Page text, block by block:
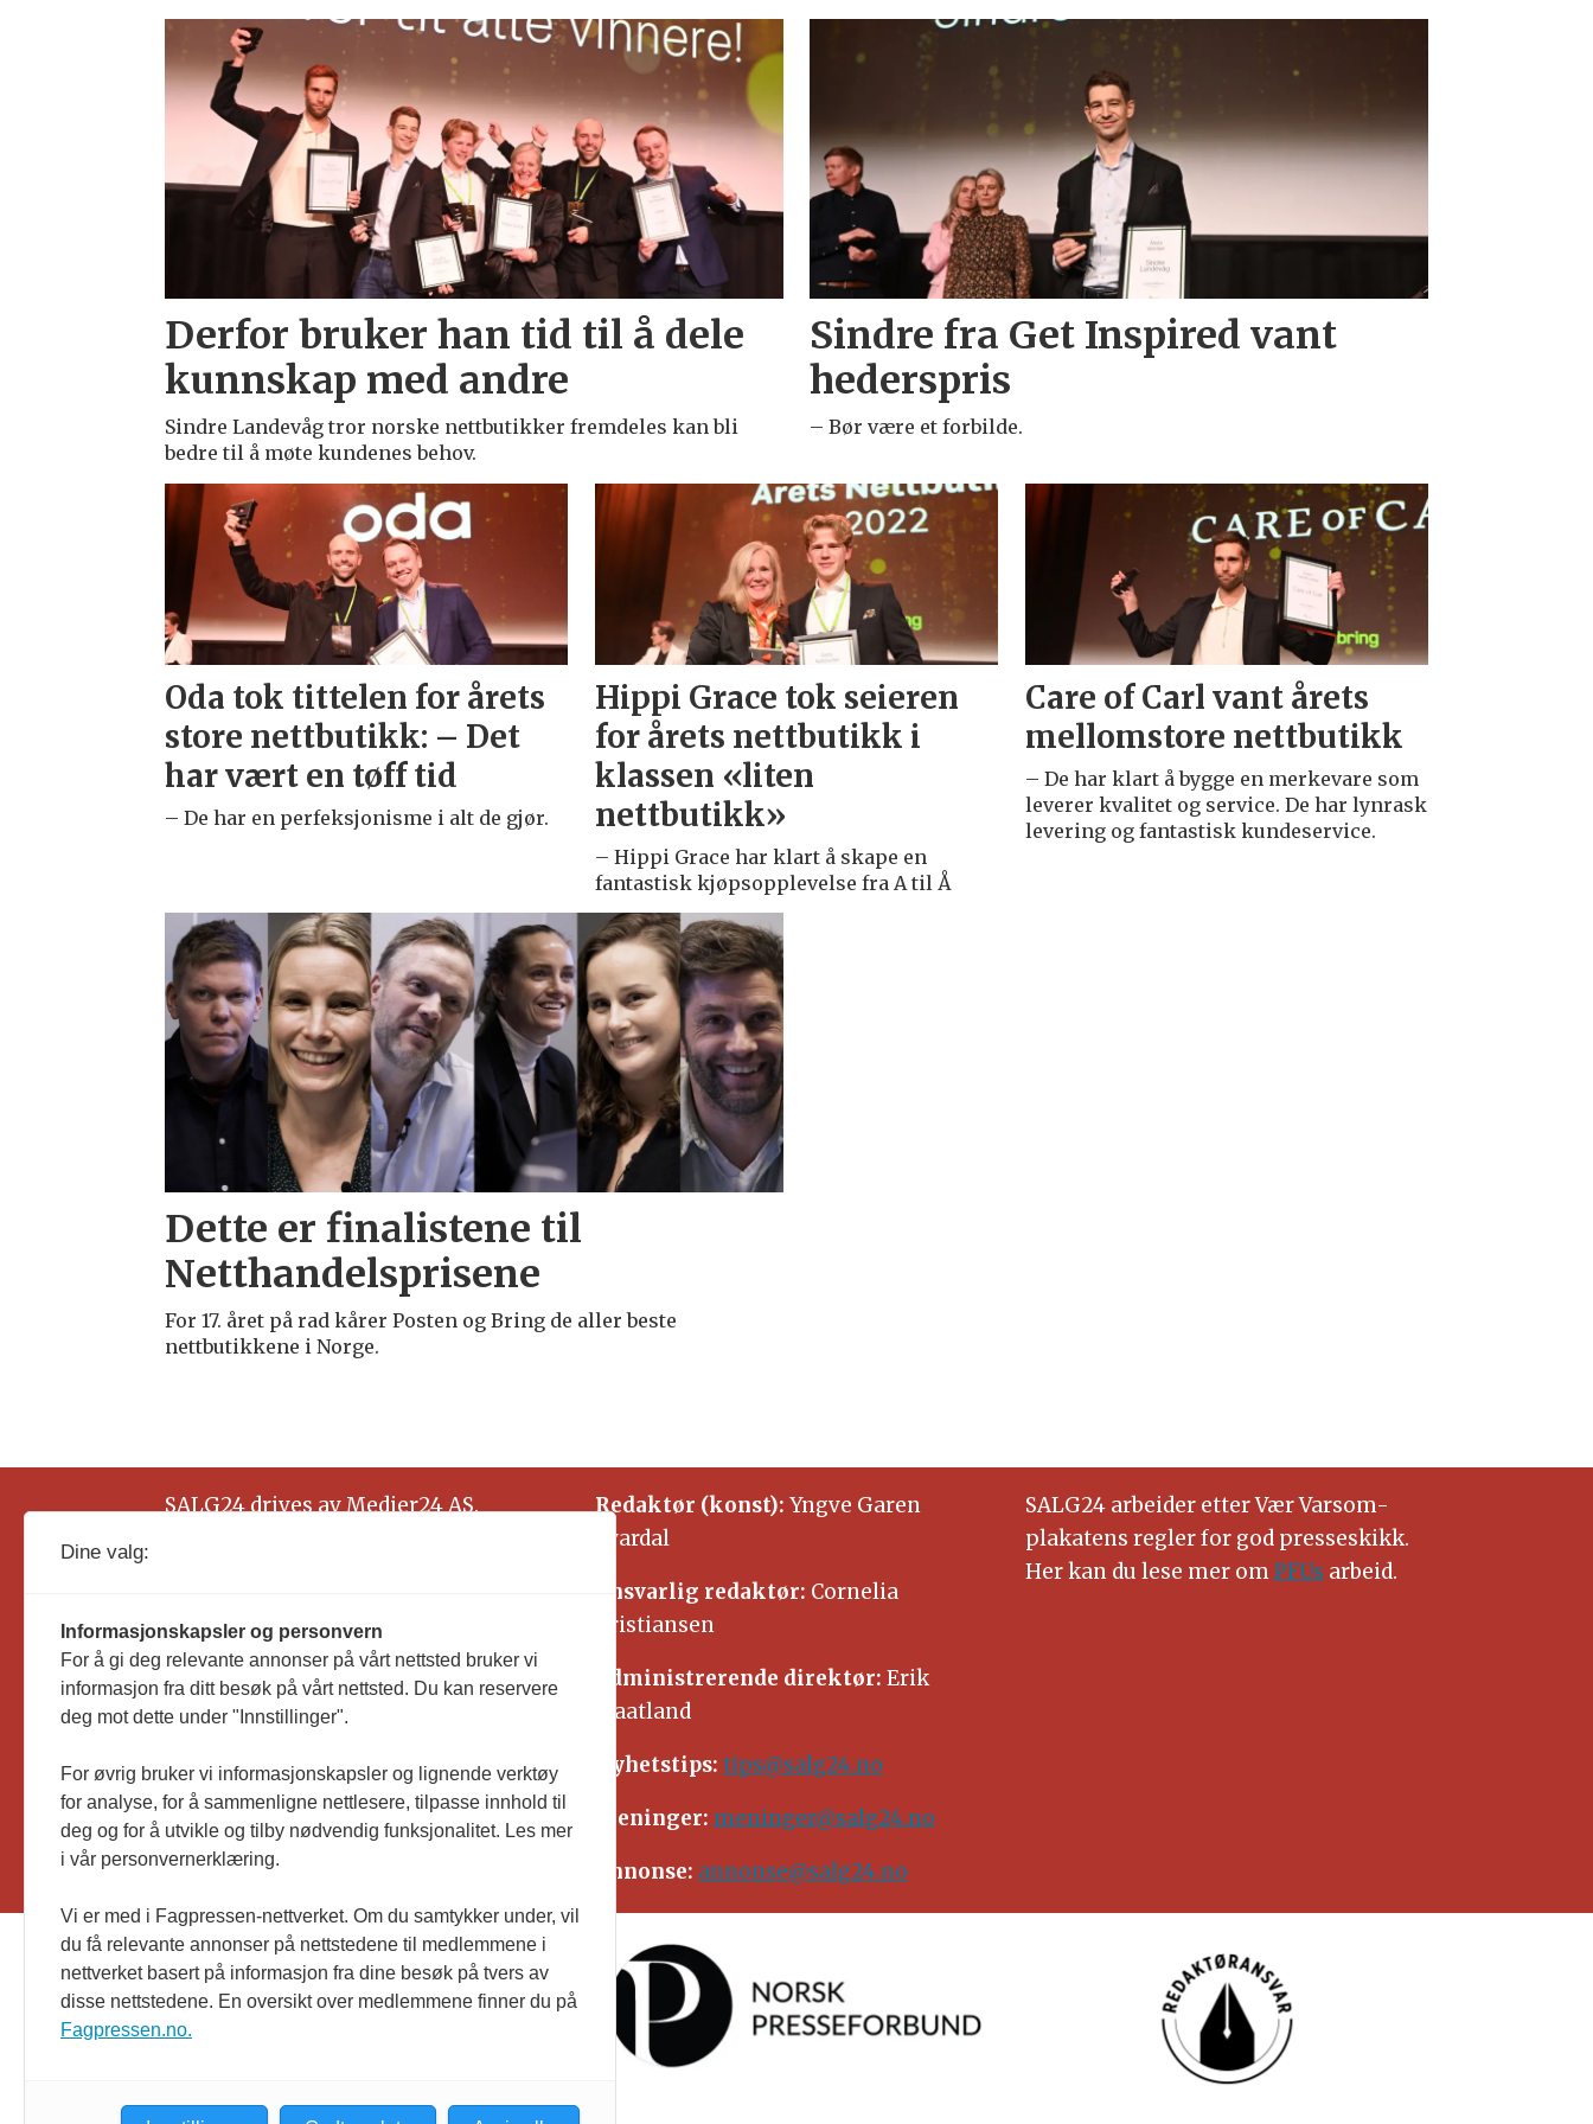
netthandelsprisene
Derfor bruker han tid til å dele
kunnskap med andre
Sindre Landevåg tror norske nettbutikker fremdeles kan bli
bedre til å møte kundenes behov.
Sindre fra Get Inspired vant
hederspris
– Bør være et forbilde.
Oda tok tittelen for årets
store nettbutikk: – Det
har vært en tøff tid
– De har en perfeksjonisme i alt de gjør.
Hippi Grace tok seieren
for årets nettbutikk i
klassen «liten
nettbutikk»
– Hippi Grace har klart å skape en
fantastisk kjøpsopplevelse fra A til Å
Care of Carl vant årets
mellomstore nettbutikk
– De har klart å bygge en merkevare som
leverer kvalitet og service. De har lynrask
levering og fantastisk kundeservice.
Dette er finalistene til
Netthandelsprisene
For 17. året på rad kårer Posten og Bring de aller beste
nettbutikkene i Norge.
SALG24 drives av Medier24 AS.
Redaktør (konst): Yngve Garen
Svardal
Ansvarlig redaktør: Cornelia
Kristiansen
Administrerende direktør: Erik
Waatland
Nyhetstips: tips@salg24.no
Meninger: meninger@salg24.no
Annonse: annonse@salg24.no
SALG24 arbeider etter Vær Varsom-
plakatens regler for god presseskikk.
Her kan du lese mer omPFUs arbeid.
Dine valg:
Informasjonskapsler og personvern
For å gi deg relevante annonser på vårt nettsted bruker vi
informasjon fra ditt besøk på vårt nettsted. Du kan reservere
deg mot dette under "Innstillinger".
For øvrig bruker vi informasjonskapsler og lignende verktøy
for analyse, for å sammenligne nettlesere, tilpasse innhold til
deg og for å utvikle og tilby nødvendig funksjonalitet. Les mer
i vår personvernerklæring.
Vi er med i Fagpressen-nettverket. Om du samtykker under, vil
du få relevante annonser på nettstedene til medlemmene i
nettverket basert på informasjon fra dine besøk på tvers av
disse nettstedene. En oversikt over medlemmene finner du på
Fagpressen.no.